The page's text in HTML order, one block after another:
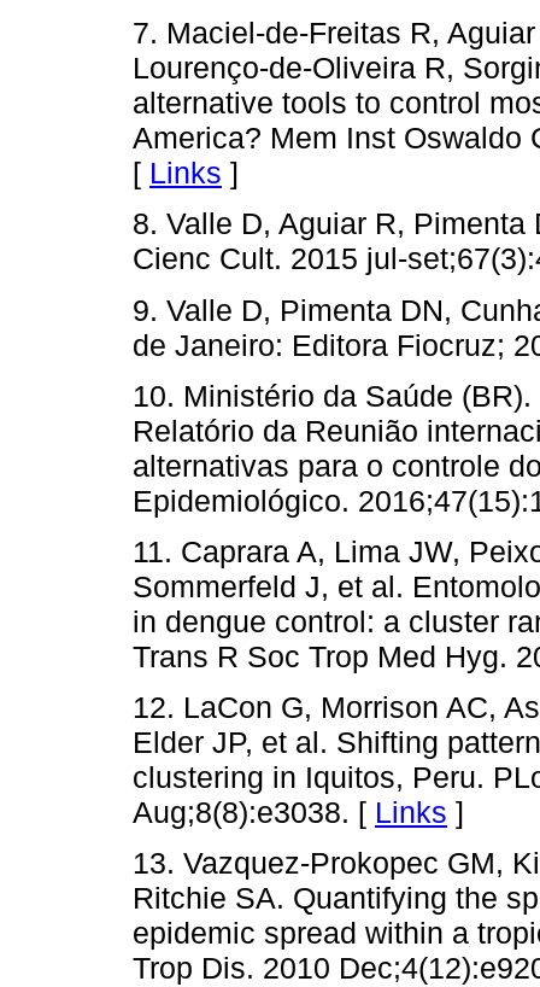
7. Maciel-de-Freitas R,
Lourenço-de-Oliveira R,
alternative tools to control
America? Mem Inst Oswaldo
[ Links ]
8. Valle D, Aguiar R,
Cienc Cult. 2015 jul-
9. Valle D, Pimenta DN,
de Janeiro: Editora Fiocruz;
10. Ministério da Saúde
Relatório da Reunião
alternativas para o controle
Epidemiológico.
11. Caprara A, Lima JW,
Sommerfeld J, et al.
in dengue control: a cluster
Trans R Soc Trop Med Hyg.
12. LaCon G, Morrison AC,
Elder JP, et al. Shifting
clustering in Iquitos, Peru.
Aug;8(8):e3038. [ Links ]
13. Vazquez-Prokopec GM,
Ritchie SA. Quantifying the
epidemic spread within a
Trop Dis. 2010